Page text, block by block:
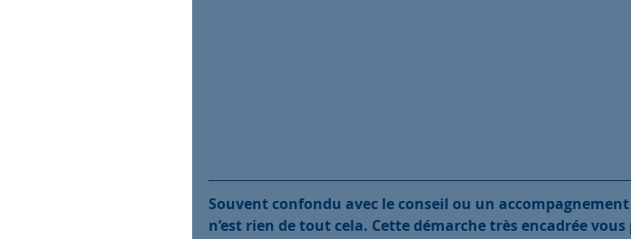
Souvent confondu avec le conseil ou un
n’est rien de tout cela. Cette démarche très encadrée